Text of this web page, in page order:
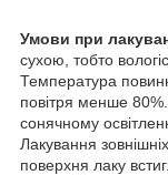
Умови при
сухою, тобто
Температура
повітря менше
сонячному
Лакування
поверхня лаку